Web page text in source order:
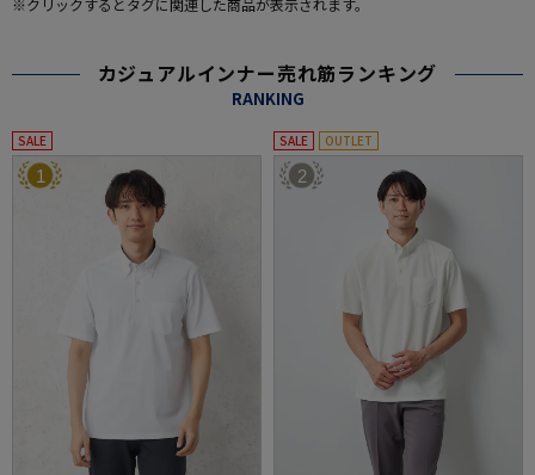
※クリックするとタグに関連した商品が表示されます。
カジュアルインナー売れ筋ランキング
RANKING
SALE
1
SALE OUTLET
2